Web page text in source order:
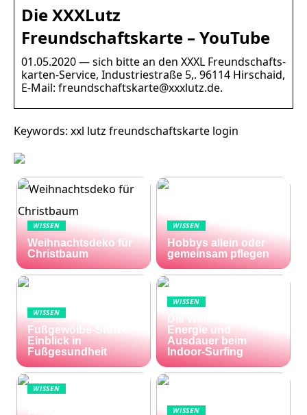
Die XXXLutz
Freundschaftskarte – YouTube
01.05.2020 — sich bitte an den XXXL Freundschafts-
karten-Service, Industriestraße 5,. 96114 Hirschaid,
E-Mail: freundschaftskarte@xxxlutz.de.
Keywords: xxl lutz freundschaftskarte login
WISSEN
Weihnachtsdeko für
Christbaum
WISSEN
Hobbys allein oder
gemeinsam pflegen
WISSEN
Fußgewölbe-Stütze:
Einblick in
Fußgesundheit
WISSEN
Die Welle zu Hause:
Energie und
Ausdauer beim
Indoor-Surfing
WISSEN
WISSEN